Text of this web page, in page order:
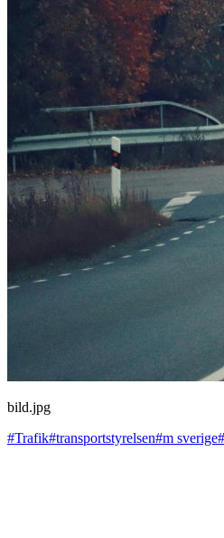
bild.jpg
#Trafik#transportstyrelsen#m sverige